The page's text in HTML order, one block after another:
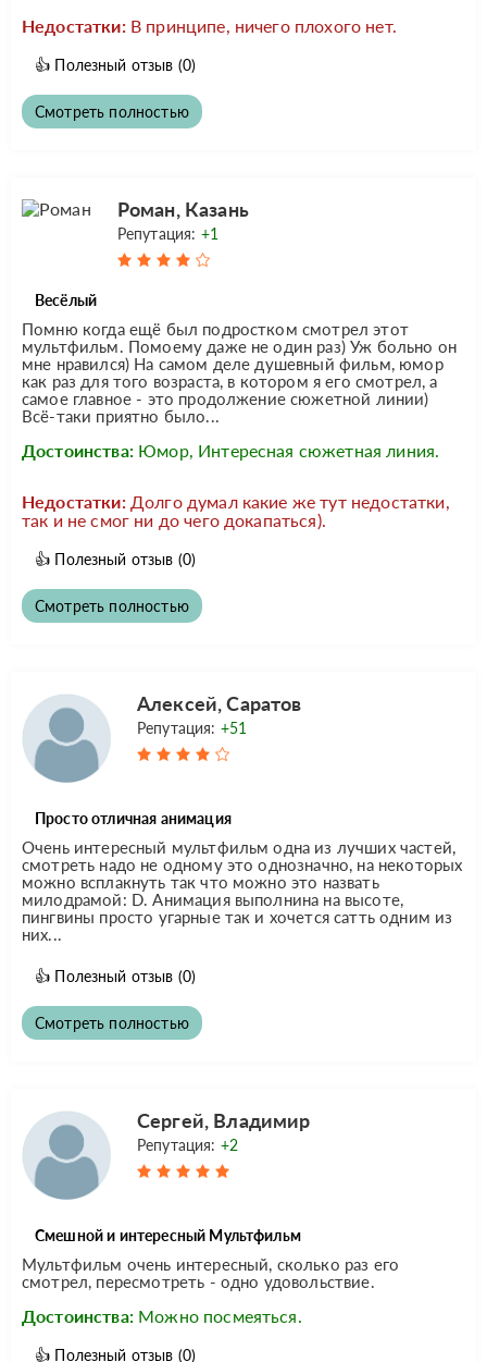
Недостатки: В принципе, ничего плохого нет.
👍 Полезный отзыв (0)
Смотреть полностью
Роман, Казань
Репутация: +1
Весёлый
Помню когда ещё был подростком смотрел этот
мультфильм. Помоему даже не один раз) Уж больно он
мне нравился) На самом деле душевный фильм, юмор
как раз для того возраста, в котором я его смотрел, а
самое главное - это продолжение сюжетной линии)
Всё-таки приятно было...
Достоинства: Юмор, Интересная сюжетная линия.
Недостатки: Долго думал какие же тут недостатки,
так и не смог ни до чего докапаться).
👍 Полезный отзыв (0)
Смотреть полностью
Алексей, Саратов
Репутация: +51
Просто отличная анимация
Очень интересный мультфильм одна из лучших частей,
смотреть надо не одному это однозначно, на некоторых
можно всплакнуть так что можно это назвать
милодрамой: D. Анимация выполнина на высоте,
пингвины просто угарные так и хочется сатть одним из
них...
👍 Полезный отзыв (0)
Смотреть полностью
Сергей, Владимир
Репутация: +2
Смешной и интересный Мультфильм
Мультфильм очень интересный, сколько раз его
смотрел, пересмотреть - одно удовольствие.
Достоинства: Можно посмеяться.
👍 Полезный отзыв (0)